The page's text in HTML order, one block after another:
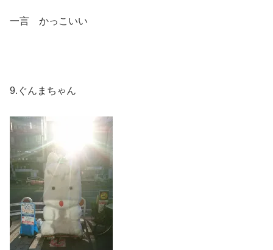
一言 かっこいい
9.ぐんまちゃん